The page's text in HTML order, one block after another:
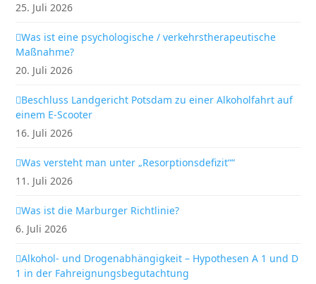
25. Juli 2026
Was ist eine psychologische / verkehrstherapeutische
Maßnahme?
20. Juli 2026
Beschluss Landgericht Potsdam zu einer Alkoholfahrt auf
einem E-Scooter
16. Juli 2026
Was versteht man unter „Resorptionsdefizit““
11. Juli 2026
Was ist die Marburger Richtlinie?
6. Juli 2026
Alkohol- und Drogenabhängigkeit – Hypothesen A 1 und D
1 in der Fahreignungsbegutachtung